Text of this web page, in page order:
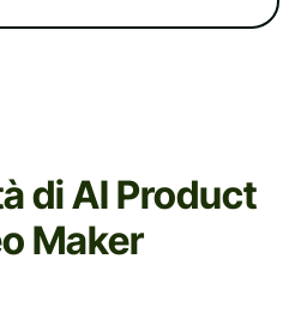
di AI Product
Maker